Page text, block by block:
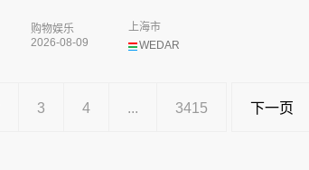
购物娱乐
2026-08-09
WEDAR
上海市
3 4 ... 3415 下一页